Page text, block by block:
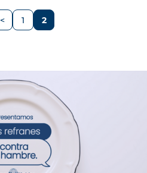
Página
< Página
1 Página
2